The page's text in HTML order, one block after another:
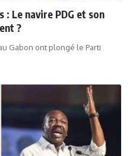
: Le navire PDG et son
?
Gabon ont plongé le Parti